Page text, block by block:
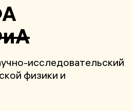
исследовательский
физики и